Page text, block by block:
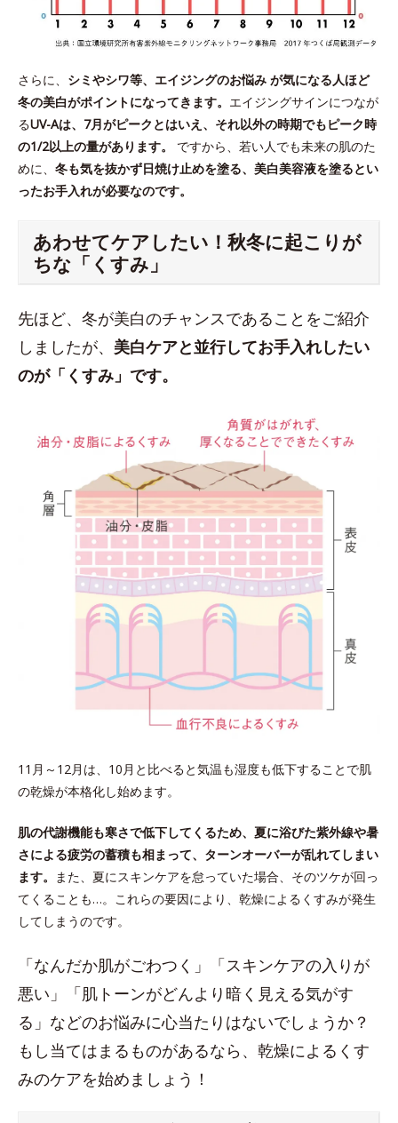
さらに、 シミやシワ等、エイジングのお悩み が気になる人ほど
冬の美白がポイントになってきます。 エイジングサインにつなが
るUV-Aは、7月がピークとはいえ、それ以外の時期でもピーク時
の1/2以上の量があります。
ですから、若い人でも未来の肌のた
めに、 冬も気を抜かず日焼け止めを塗る、美白美容液を塗るとい
ったお手入れが必要なのです。
あわせてケアしたい！秋冬に起こりが
ちな「くすみ」
先ほど、冬が美白のチャンスであることをご紹介
しましたが、 美白ケアと並行してお手入れしたい
のが「くすみ」です。
11月～12月は、10月と比べると気温も湿度も低下することで肌
の乾燥が本格化し始めます。
肌の代謝機能も寒さで低下してくるため、夏に浴びた紫外線や暑
さによる疲労の蓄積も相まって、ターンオーバーが乱れてしまい
ます。 また、夏にスキンケアを怠っていた場合、そのツケが回っ
てくることも…。これらの要因により、乾燥によるくすみが発生
してしまうのです。
「なんだか肌がごわつく」「スキンケアの入りが
悪い」「肌トーンがどんより暗く見える気がす
る」などのお悩みに心当たりはないでしょうか？
もし当てはまるものがあるなら、乾燥によるくす
みのケアを始めましょう！